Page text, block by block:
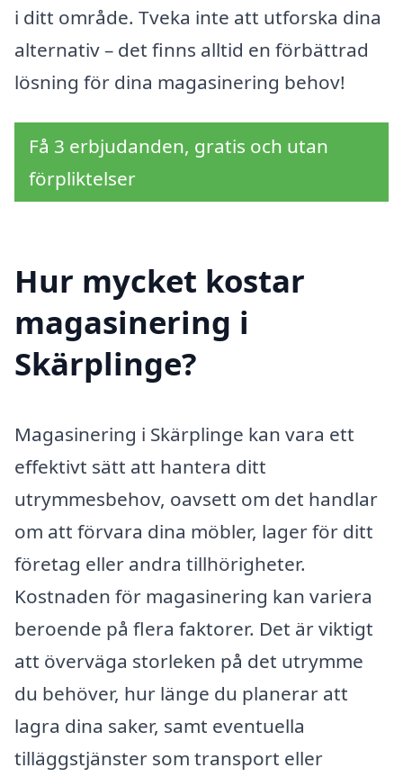
i ditt område. Tveka inte att utforska dina
alternativ – det finns alltid en förbättrad
lösning för dina magasinering behov!
Få 3 erbjudanden, gratis och utan
förpliktelser
Hur mycket kostar
magasinering i
Skärplinge?
Magasinering i Skärplinge kan vara ett
effektivt sätt att hantera ditt
utrymmesbehov, oavsett om det handlar
om att förvara dina möbler, lager för ditt
företag eller andra tillhörigheter.
Kostnaden för magasinering kan variera
beroende på flera faktorer. Det är viktigt
att överväga storleken på det utrymme
du behöver, hur länge du planerar att
lagra dina saker, samt eventuella
tilläggstjänster som transport eller